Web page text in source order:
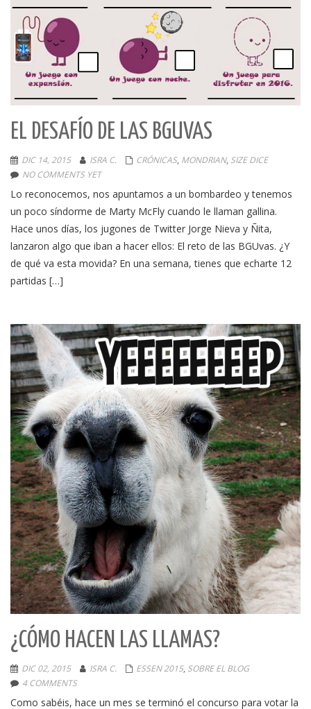
EL DESAFÍO DE LAS BGUVAS
DIC 14, 2015 ISRA C. CRÓNICAS, MONDRIAN, SIZE DICE
NO COMMENTS YET
Lo reconocemos, nos apuntamos a un bombardeo y tenemos
un poco síndorme de Marty McFly cuando le llaman gallina.
Hace unos días, los jugones de Twitter Jorge Nieva y Ñita,
lanzaron algo que iban a hacer ellos: El reto de las BGUvas. ¿Y
de qué va esta movida? En una semana, tienes que echarte 12
partidas […]
¿CÓMO HACEN LAS LLAMAS?
DIC 02, 2015 ISRA C. ESSEN 2015, SOBRE EL BLOG
4 COMMENTS
Como sabéis, hace un mes se terminó el concurso para votar la